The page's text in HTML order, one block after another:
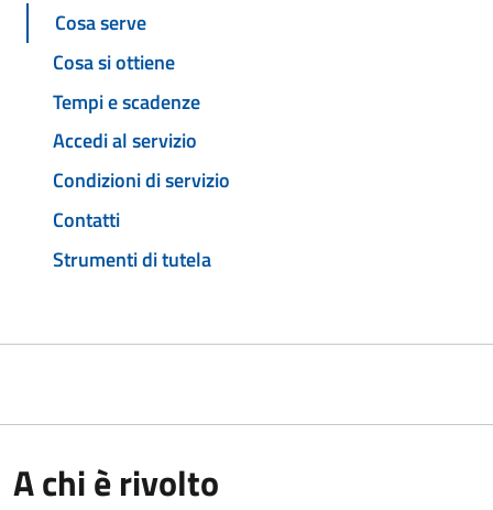
Cosa serve
Cosa si ottiene
Tempi e scadenze
Accedi al servizio
Condizioni di servizio
Contatti
Strumenti di tutela
A chi è rivolto